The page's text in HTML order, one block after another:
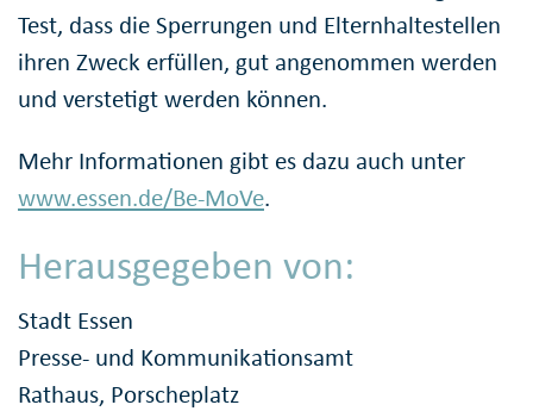
Test, dass die Sperrungen und Elternhaltestellen
ihren Zweck erfüllen, gut angenommen werden
und verstetigt werden können.
Mehr Informationen gibt es dazu auch unter
www.essen.de/Be-MoVe.
Herausgegeben von:
Stadt Essen
Presse- und Kommunikationsamt
Rathaus, Porscheplatz